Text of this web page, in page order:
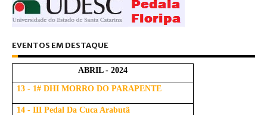
EVENTOS EM DESTAQUE
ABRIL - 2024
13 - 1# DHI MORRO DO PARAPENTE
14 - III Pedal Da Cuca Arabutã